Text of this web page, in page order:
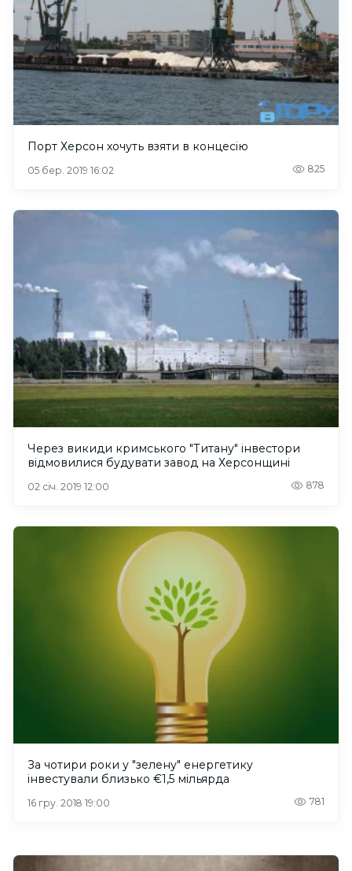
Порт Херсон хочуть взяти в концесію
05 бер. 2019 16:02 825
Через викиди кримського "Титану" інвестори
відмовилися будувати завод на Херсонщині
02 січ. 2019 12:00 878
За чотири роки у "зелену" енергетику
інвестували близько €1,5 мільярда
16 гру. 2018 19:00 781